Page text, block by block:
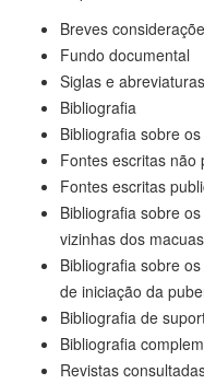
Breves
Fundo documental
Siglas e abreviaturas
Bibliografia
Bibliografia sobre
Fontes escritas não
Fontes escritas
Bibliografia sobre
vizinhas dos
Bibliografia sobre
de iniciação da
Bibliografia de
Bibliografia
Revistas